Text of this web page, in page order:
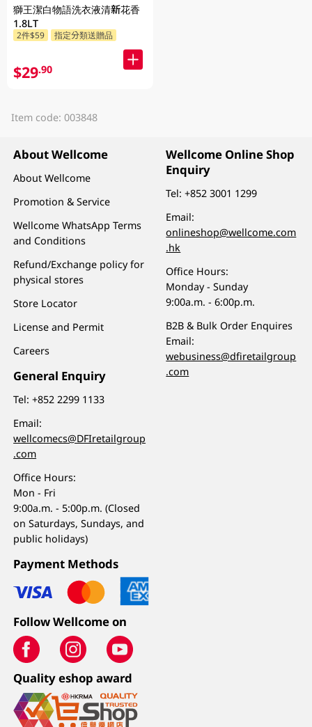
獅王潔白物語洗衣液清新花香
1.8LT
2件$59 指定分類送贈品
$29.90
Item code: 003848
About Wellcome
About Wellcome
Promotion & Service
Wellcome WhatsApp Terms
and Conditions
Refund/Exchange policy for
physical stores
Store Locator
License and Permit
Careers
General Enquiry
Tel:+852 2299 1133
Email:
wellcomecs@DFIretailgroup
.com
Office Hours:
Mon - Fri
9:00a.m. - 5:00p.m. (Closed
on Saturdays, Sundays, and
public holidays)
Wellcome Online Shop
Enquiry
Tel:+852 3001 1299
Email:
onlineshop@wellcome.com
.hk
Office Hours:
Monday - Sunday
9:00a.m. - 6:00p.m.
B2B & Bulk Order Enquires
Email:
webusiness@dfiretailgroup
.com
Payment Methods
Follow Wellcome on
Quality eshop award